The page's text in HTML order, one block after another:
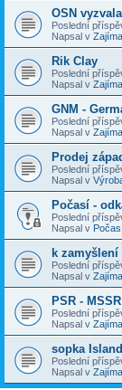
OSN
Poslední
Napsal v
Rik Clay
Poslední
Napsal v
GNM -
Poslední
Napsal v
Prodej
Poslední
Napsal v
Počasí -
Poslední
Napsal v
k zamyšlení
Poslední
Napsal v
PSR -
Poslední
Napsal v
sopka Island
Poslední
Napsal v